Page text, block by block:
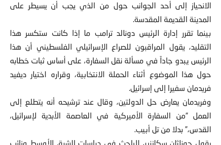
الانحياز إلى أحد الجوانب حول من الذي يجب أن يسيطر على
المدينة القديمة المقدسة.
بينما تقرر إدارة الرئيس دونالد ترامب ما إذا كانت ستكسر هذا
التقليد، يقول المراقبون للصراع الإسرائيلي الفلسطيني أن هذا
الرئيس يبدو جاداً في مسألة نقل السفارة، على أساس ثبات خطابه
حول هذا الموضوع أثناء الحملة الانتخابية، وقراره اختيار ديفيد
فريدمان سفيرا إلى إسرائيل.
وفريدمان يعارض حل الدولتين، وقال عند ترشيحه أنه يتطلع إلى
العمل “من السفارة الأميركية في العاصمة الأبدية لإسرائيل،
القدس،” بدلا من تل أبيب.
يقول جوناثان سكانزير، الباحث في دراسات الشرق الأوسط ونائب